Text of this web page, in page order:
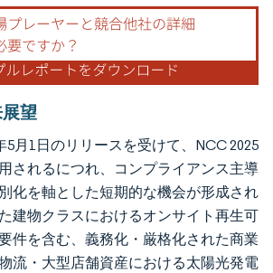
。再利用にはCC BY 4.0の表示が必要です。
望
5月1日のリリースを受けて、NCC 2025
されるにつれ、コンプライアンス主導
化を軸とした短期的な機会が形成され
建物クラスにおけるオンサイト再生可
件を含む、義務化・厳格化された商業
流・大型店舗資産における太陽光発電